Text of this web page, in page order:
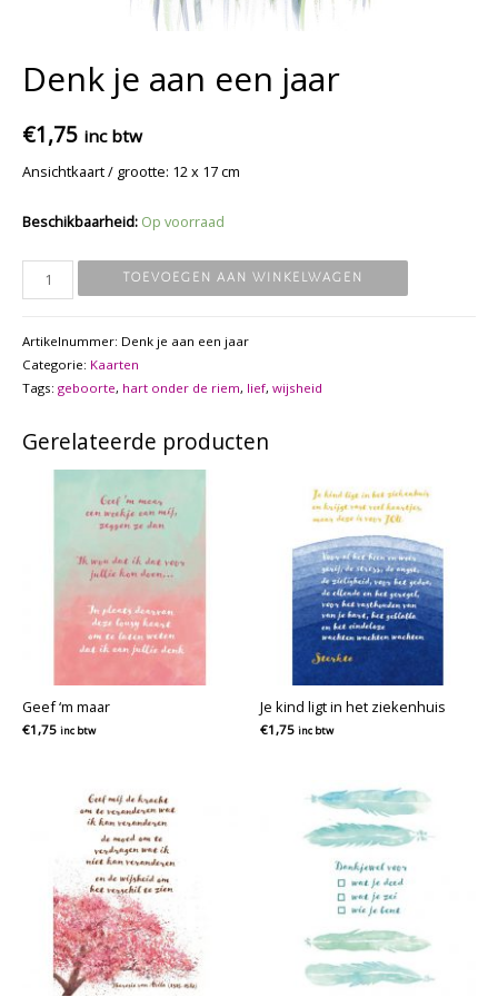
Denk je aan een jaar
€1,75 inc btw
Ansichtkaart / grootte: 12 x 17 cm
Beschikbaarheid: Op voorraad
Denk
je
een
jaar
aantal
TOEVOEGEN AAN WINKELWAGEN
Artikelnummer: Denk je aan een jaar
Categorie: Kaarten
Tags: geboorte, hart onder de riem, lief, wijsheid
Gerelateerde producten
Geef ‘m maar
€1,75 inc btw
Je kind ligt in het ziekenhuis
€1,75 inc btw